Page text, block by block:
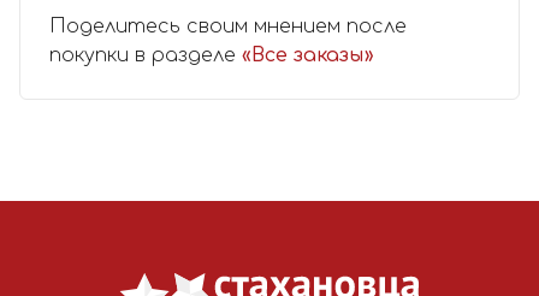
Поделитесь своим мнением после
покупки в разделе «Все заказы»